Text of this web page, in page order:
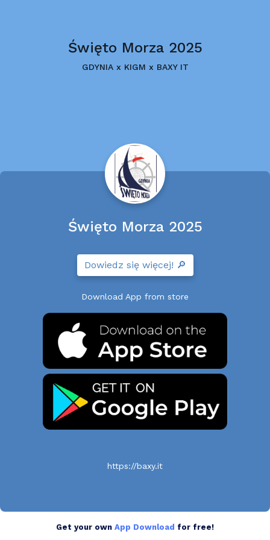
Święto Morza 2025
GDYNIA x KIGM x BAXY IT
Święto Morza 2025
Dowiedz się więcej! 🔎
Download App from store
https://baxy.it
Get your own App Download for free!